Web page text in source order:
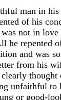
man in
of his
not in
he repented
and was
from his
unfaithful to
or good-